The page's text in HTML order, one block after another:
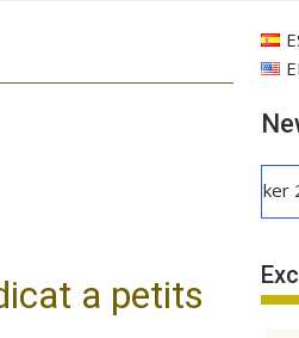
a petits
100 punts Parker 2026